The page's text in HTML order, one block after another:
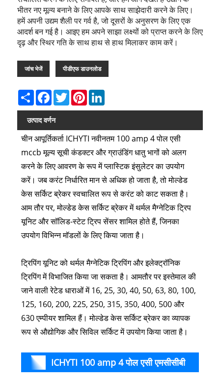
भीतर नए मूल्य बनाने के लिए आपके साथ साझेदारी करने के लिए।
हमें अपनी उद्यम शैली पर गर्व है, जो दूसरों के अनुसरण के लिए एक
आदर्श बन गई है। आइए हम अपने साझा लक्ष्यों को प्राप्त करने के लिए
दृढ़ और स्थिर गति के साथ हाथ से हाथ मिलाकर काम करें।
जांच भेजें पीडीएफ डाउनलोड
Share FacebookTwitterPinterest
उत्पाद वर्णन
चीन आपूर्तिकर्ता ICHYTI नवीनतम 100 amp 4 पोल एसी
mccb मूल्य सूची कंडक्टर और ग्राउंडिंग धातु भागों को अलग
करने के लिए आवरण के रूप में प्लास्टिक इंसुलेटर का उपयोग
करें। जब करंट निर्धारित मान से अधिक हो जाता है, तो मोल्डेड
केस सर्किट ब्रेकर स्वचालित रूप से करंट को काट सकता है।
आम तौर पर, मोल्डेड केस सर्किट ब्रेकर में थर्मल मैग्नेटिक ट्रिप
यूनिट और सॉलिड-स्टेट ट्रिप सेंसर शामिल होते हैं, जिनका
उपयोग विभिन्न मॉडलों के लिए किया जाता है।
ट्रिपिंग यूनिट को थर्मल मैग्नेटिक ट्रिपिंग और इलेक्ट्रॉनिक
ट्रिपिंग में विभाजित किया जा सकता है। आमतौर पर इस्तेमाल की
जाने वाली रेटेड धाराओं में 16, 25, 30, 40, 50, 63, 80, 100,
125, 160, 200, 225, 250, 315, 350, 400, 500 और
630 एम्पीयर शामिल हैं। मोल्डेड केस सर्किट ब्रेकर का व्यापक
रूप से औद्योगिक और सिविल सर्किट में उपयोग किया जाता है।
ICHYTI 100 amp 4 पोल एसी एमसीसीबी